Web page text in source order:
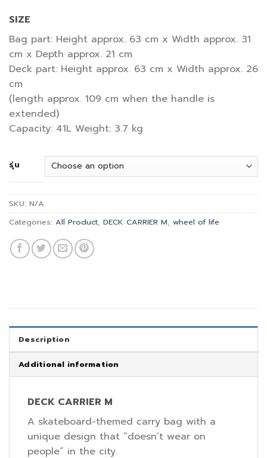
SIZE
Bag part: Height approx. 63 cm x Width approx. 31
cm x Depth approx. 21 cm
Deck part: Height approx. 63 cm x Width approx. 26
cm
(length approx. 109 cm when the handle is
extended)
Capacity: 41L Weight: 3.7 kg
รุ่น
SKU: N/A
Categories: All Product, DECK CARRIER M, wheel of life
Description
Additional information
DECK CARRIER M
A skateboard-themed carry bag with a
unique design that “doesn’t wear on
people” in the city.